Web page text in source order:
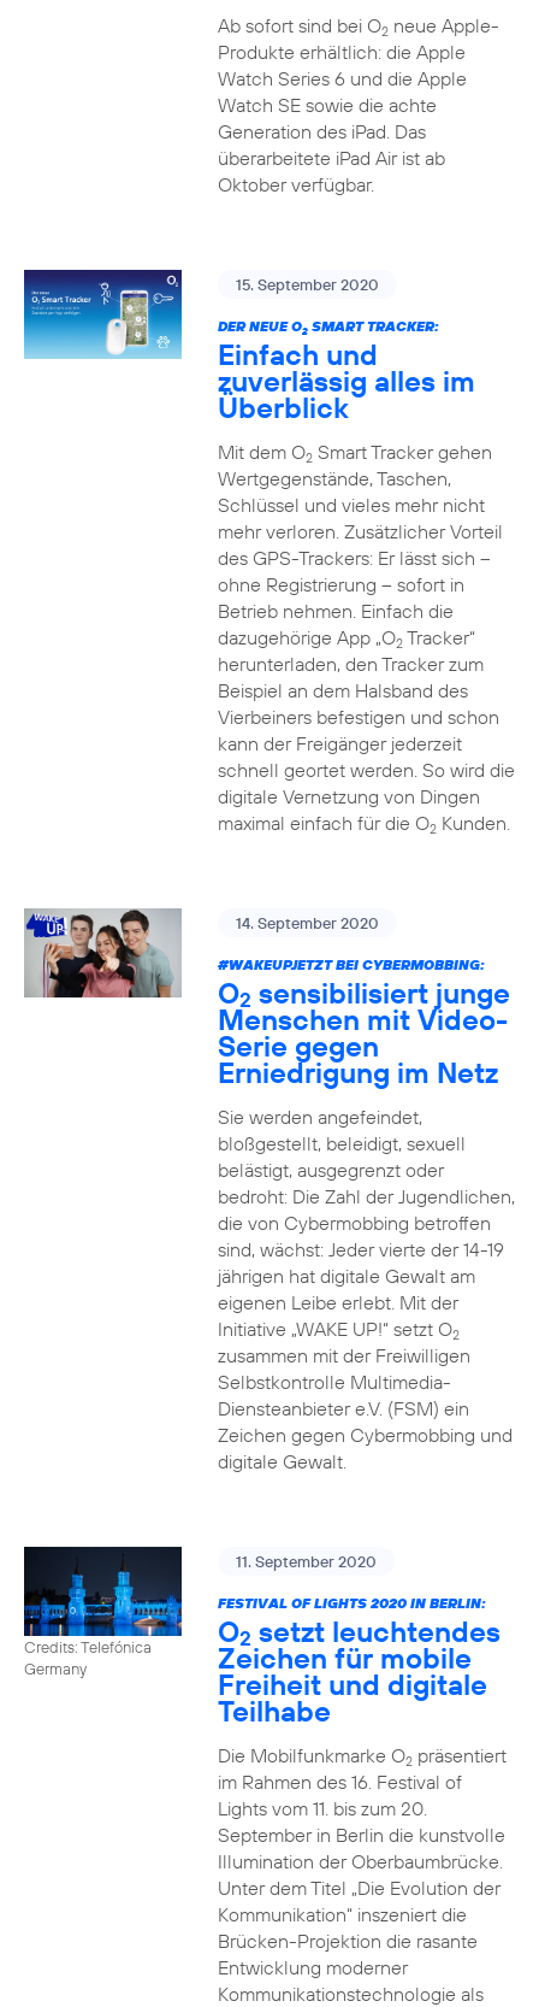
Ab sofort sind bei O2neue Apple-
Produkte erhältlich: die Apple
Watch Series 6 und die Apple
Watch SE sowie die achte
Generation des iPad. Das
überarbeitete iPad Air ist ab
Oktober verfügbar.
15. September 2020
DER NEUE O2SMART TRACKER:
Einfach und
zuverlässig alles im
Überblick
Mit dem O2Smart Tracker gehen
Wertgegenstände, Taschen,
Schlüssel und vieles mehr nicht
mehr verloren. Zusätzlicher Vorteil
des GPS-Trackers: Er lässt sich –
ohne Registrierung – sofort in
Betrieb nehmen. Einfach die
dazugehörige App „O2Tracker“
herunterladen, den Tracker zum
Beispiel an dem Halsband des
Vierbeiners befestigen und schon
kann der Freigänger jederzeit
schnell geortet werden. So wird die
digitale Vernetzung von Dingen
maximal einfach für die O2Kunden.
14. September 2020
#WAKEUPJETZT BEI CYBERMOBBING:
O2 sensibilisiert junge
Menschen mit Video-
Serie gegen
Erniedrigung im Netz
Sie werden angefeindet,
bloßgestellt, beleidigt, sexuell
belästigt, ausgegrenzt oder
bedroht: Die Zahl der Jugendlichen,
die von Cybermobbing betroffen
sind, wächst: Jeder vierte der 14-19
jährigen hat digitale Gewalt am
eigenen Leibe erlebt. Mit der
Initiative „WAKE UP!“ setzt O2
zusammen mit der Freiwilligen
Selbstkontrolle Multimedia-
Diensteanbieter e.V. (FSM) ein
Zeichen gegen Cybermobbing und
digitale Gewalt.
Credits: Telefónica
Germany
11. September 2020
FESTIVAL OF LIGHTS 2020 IN BERLIN:
O2 setzt leuchtendes
Zeichen für mobile
Freiheit und digitale
Teilhabe
Die Mobilfunkmarke O2präsentiert
im Rahmen des 16. Festival of
Lights vom 11. bis zum 20.
September in Berlin die kunstvolle
Illumination der Oberbaumbrücke.
Unter dem Titel „Die Evolution der
Kommunikation“ inszeniert die
Brücken-Projektion die rasante
Entwicklung moderner
Kommunikationstechnologie als